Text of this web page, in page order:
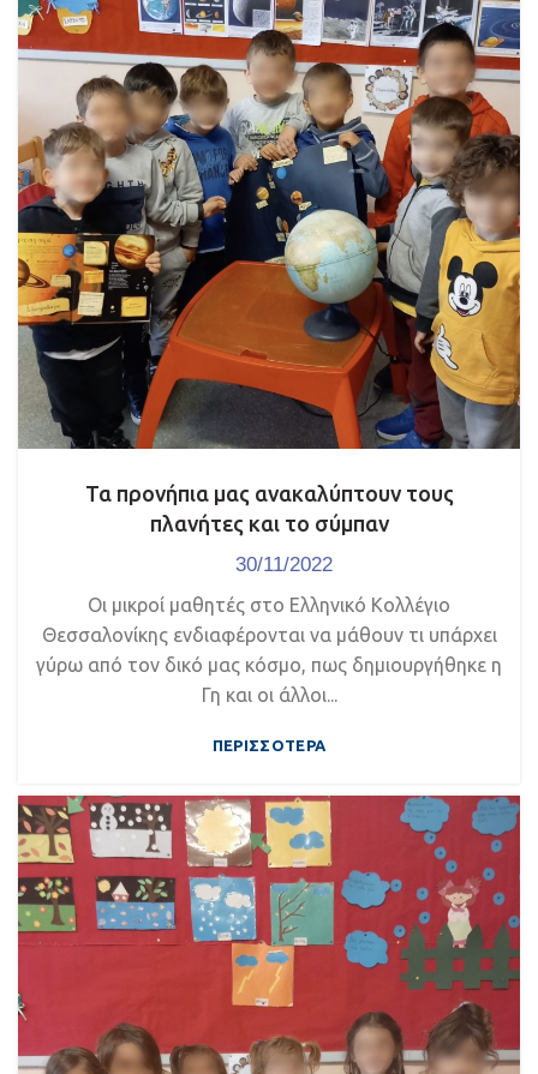
Τα προνήπια μας ανακαλύπτουν τους
πλανήτες και το σύμπαν
30/11/2022
Οι μικροί μαθητές στο Ελληνικό Κολλέγιο
Θεσσαλονίκης ενδιαφέρονται να μάθουν τι υπάρχει
γύρω από τον δικό μας κόσμο, πως δημιουργήθηκε η
Γη και οι άλλοι...
ΠΕΡΙΣΣΌΤΕΡΑ